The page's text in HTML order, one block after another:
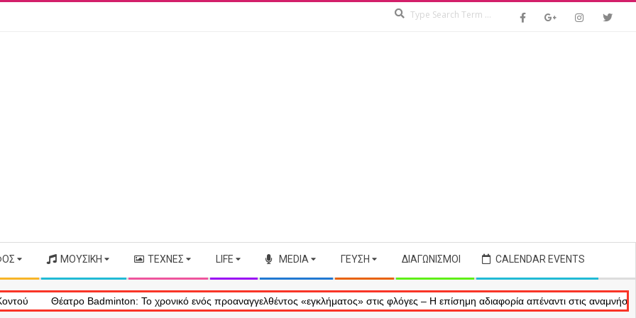
ΜΟΥΣΙΚΉ ΤΈΧΝΕΣ LIFE MEDIA ΓΕΎΣΗ ΔΙΑΓΩΝΙΣΜΟΊ CALENDAR EVENTS
Θέατρο Badminton: Το χρονικό ενός προαναγγελθέντος «εγκλήματος» στις φλόγες – Η επίσημη αδιαφορία απέναντι στις αναμνήσεις μας